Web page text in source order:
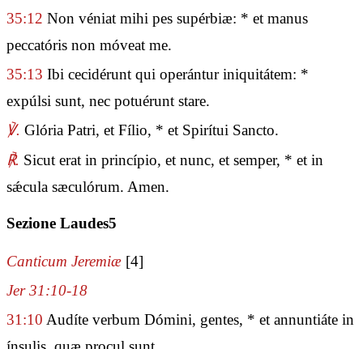
35:12 Non véniat mihi pes supérbiæ: * et manus
peccatóris non móveat me.
35:13 Ibi cecidérunt qui operántur iniquitátem: *
expúlsi sunt, nec potuérunt stare.
℣. Glória Patri, et Fílio, * et Spirítui Sancto.
℟. Sicut erat in princípio, et nunc, et semper, * et in
sǽcula sæculórum. Amen.
Sezione Laudes5
Canticum Jeremiæ [4]
Jer 31:10-18
31:10 Audíte verbum Dómini, gentes, * et annuntiáte in